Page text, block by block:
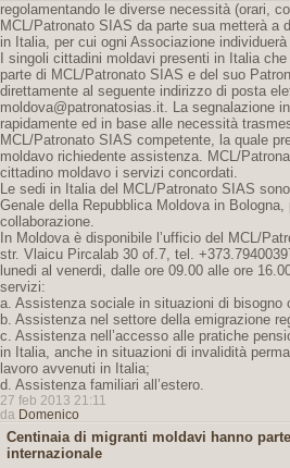
regolamentando le diverse necessità (orari,
MCL/Patronato SIAS da parte sua metterà a
in Italia, per cui ogni Associazione
I singoli cittadini moldavi presenti in Italia
parte di MCL/Patronato SIAS e del suo
direttamente al seguente indirizzo di posta
moldova@patronatosias.it. La segnalazione
rapidamente ed in base alle necessità
MCL/Patronato SIAS competente, la quale
moldavo richiedente assistenza. MCL/
cittadino moldavo i servizi concordati.
Le sedi in Italia del MCL/Patronato SIAS
Genale della Repubblica Moldova in
collaborazione.
In Moldova è disponibile l’ufficio del MCL/
str. Vlaicu Pircalab 30 of.7, tel.
lunedi al venerdi, dalle ore 09.00 alle ore
servizi:
a. Assistenza sociale in situazioni di bisogno
b. Assistenza nel settore della emigrazione
c. Assistenza nell’accesso alle pratiche
in Italia, anche in situazioni di invalidità
lavoro avvenuti in Italia;
d. Assistenza familiari all’estero.
27 feb 2013 21:11
da Domenico
Centinaia di migranti moldavi hanno
internazionale